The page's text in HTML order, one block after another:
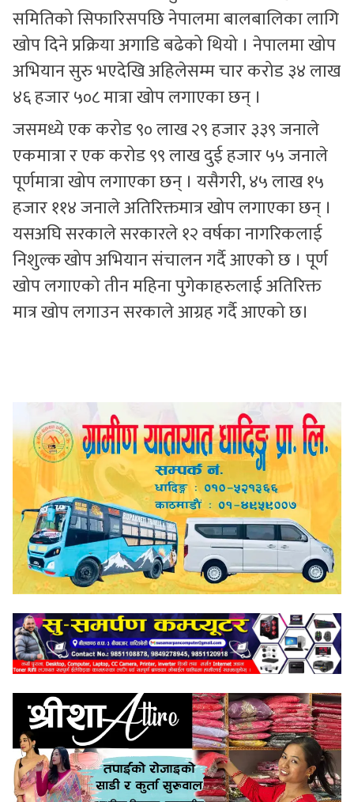
समितिको सिफारिसपछि नेपालमा बालबालिका लागि
खोप दिने प्रक्रिया अगाडि बढेको थियो । नेपालमा खोप
अभियान सुरु भएदेखि अहिलेसम्म चार करोड ३४ लाख
४६ हजार ५०८ मात्रा खोप लगाएका छन् ।
जसमध्ये एक करोड ९० लाख २९ हजार ३३९ जनाले
एकमात्रा र एक करोड ९९ लाख दुई हजार ५५ जनाले
पूर्णमात्रा खोप लगाएका छन् । यसैगरी, ४५ लाख १५
हजार ११४ जनाले अतिरिक्तमात्र खोप लगाएका छन् ।
यसअघि सरकाले सरकारले १२ वर्षका नागरिकलाई
निशुल्क खोप अभियान संचालन गर्दै आएको छ । पूर्ण
खोप लगाएको तीन महिना पुगेकाहरुलाई अतिरिक्त
मात्र खोप लगाउन सरकाले आग्रह गर्दै आएको छ।